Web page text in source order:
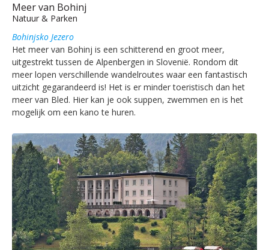
Meer van Bohinj
Natuur & Parken
Bohinjsko Jezero
Het meer van Bohinj is een schitterend en groot meer,
uitgestrekt tussen de Alpenbergen in Slovenië. Rondom dit
meer lopen verschillende wandelroutes waar een fantastisch
uitzicht gegarandeerd is! Het is er minder toeristisch dan het
meer van Bled. Hier kan je ook suppen, zwemmen en is het
mogelijk om een kano te huren.